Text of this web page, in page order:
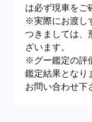
は必ず現車をご
※実際にお渡し
つきましては、
ざいます。
※グー鑑定の評
鑑定結果となり
お問い合わせ下